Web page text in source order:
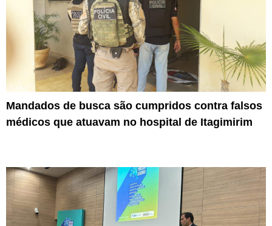
Mandados de busca são cumpridos contra falsos
médicos que atuavam no hospital de Itagimirim